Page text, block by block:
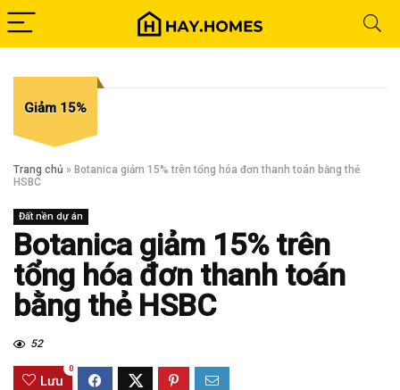
Giảm 15%
Trang chủ » Botanica giảm 15% trên tổng hóa đơn thanh toán bằng thẻ
HSBC
Đất nền dự án
Botanica giảm 15% trên
tổng hóa đơn thanh toán
bằng thẻ HSBC
52
Lưu
0